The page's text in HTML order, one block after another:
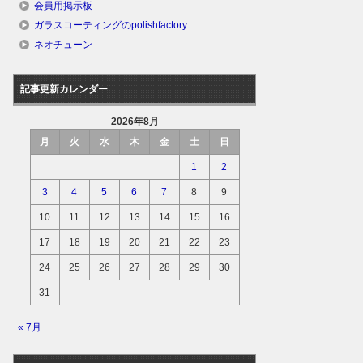
会員用掲示板
ガラスコーティングのpolishfactory
ネオチューン
記事更新カレンダー
2026年8月
月
火 水 木 金 土 日
1 2
3 4 5 6 7 8 9
10 11 12 13 14 15 16
17 18 19 20 21 22 23
24 25 26 27 28 29 30
31
« 7月